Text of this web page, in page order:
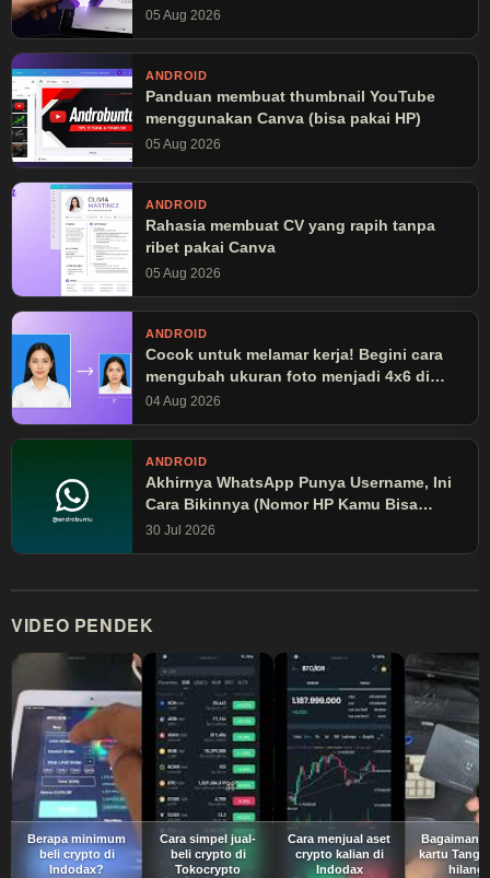
05 Aug 2026
ANDROID
Panduan membuat thumbnail YouTube
menggunakan Canva (bisa pakai HP)
05 Aug 2026
ANDROID
Rahasia membuat CV yang rapih tanpa
ribet pakai Canva
05 Aug 2026
ANDROID
Cocok untuk melamar kerja! Begini cara
mengubah ukuran foto menjadi 4x6 di
Canva
04 Aug 2026
ANDROID
Akhirnya WhatsApp Punya Username, Ini
Cara Bikinnya (Nomor HP Kamu Bisa
Disembunyikan!)
30 Jul 2026
VIDEO PENDEK
Berapa minimum
beli crypto di
Indodax?
Cara simpel jual-
beli crypto di
Tokocrypto
Cara menjual aset
crypto kalian di
Indodax
Bagaimana
kartu